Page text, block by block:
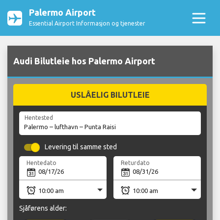
Palermo Airport
Essential Airport Informasjon og tjenester
Audi Bilutleie hos Palermo Airport
USLÅELIG BILUTLEIE
Hentested
Levering til samme sted
Hentedato Returdato
Sjåførens alder: